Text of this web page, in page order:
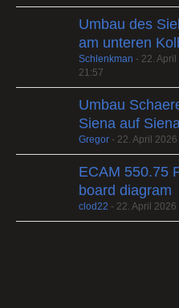
Umbau des
am unteren
Schlenkman - 22.
21:57
Umbau
Siena auf
Gregor - 22. April
ECAM 550.75
board diagram
clod22 - 22. April 2026